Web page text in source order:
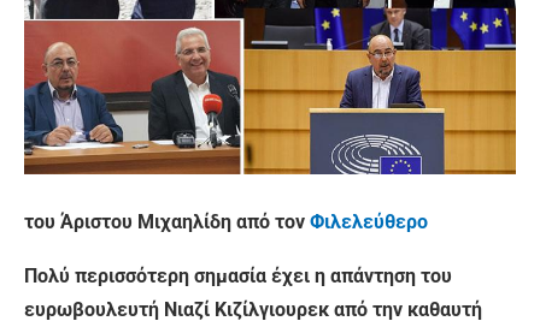
του Άριστου Μιχαηλίδη από τον Φιλελεύθερο
Πολύ περισσότερη σημασία έχει η απάντηση του
ευρωβουλευτή Νιαζί Κιζίλγιουρεκ από την καθαυτή